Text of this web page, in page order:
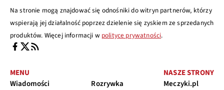
Na stronie mogą znajdować się odnośniki do witryn partnerów, którzy
wspierają jej działalność poprzez dzielenie się zyskiem ze sprzedanych
produktów. Więcej informacji w polityce prywatności.
MENU
Wiadomości
Rozrywka
NASZE STRONY
Meczyki.pl